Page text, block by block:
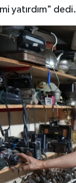
yatırdım" dedi.